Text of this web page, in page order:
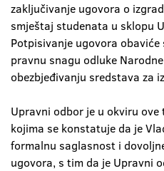
zaključivanje ugovora o
smještaj studenata u sklopu
Potpisivanje ugovora
pravnu snagu odluke
obezbjeđivanju sredstava za
Upravni odbor je u okviru
kojima se konstatuje da je
formalnu saglasnost i
ugovora, s tim da je Upravni